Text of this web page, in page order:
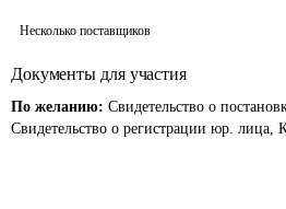
Несколько поставщиков
Документы для участия
По желанию: Свидетельство о
Свидетельство о регистрации юр. лица,